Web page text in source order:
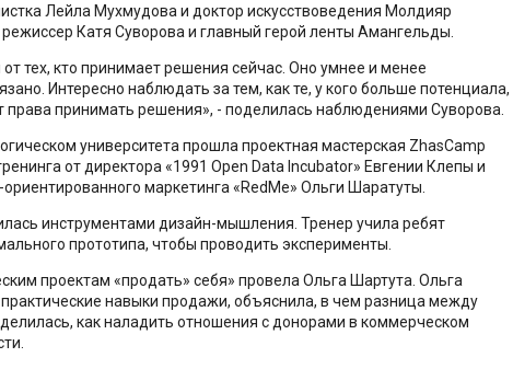
Лейла Мухмудова и доктор искусствоведения Молдияр
режиссер Катя Суворова и главный герой ленты Амангельды.
тех, кто принимает решения сейчас. Оно умнее и менее
Интересно наблюдать за тем, как те, у кого больше потенциала,
права принимать решения», - поделилась наблюдениями Суворова.
университета прошла проектная мастерская ZhasCamp
от директора «1991 Open Data Incubator» Евгении Клепы и
маркетинга «RedMe» Ольги Шаратуты.
инструментами дизайн-мышления. Тренер учила ребят
прототипа, чтобы проводить эксперименты.
проектам «продать» себя» провела Ольга Шартута. Ольга
навыки продажи, объяснила, в чем разница между
как наладить отношения с донорами в коммерческом